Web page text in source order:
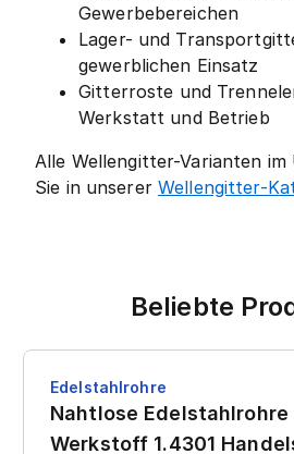
Gewerbebereichen
Lager- und
gewerblichen Einsatz
Gitterroste und
Werkstatt und Betrieb
Alle Wellengitter-Varianten
Sie in unserer Wellengitter-
Beliebte
Edelstahlrohre
Nahtlose Edelstahlrohre
Werkstoff 1.4301